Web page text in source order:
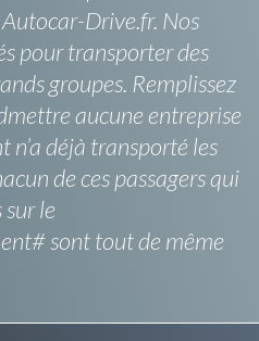
Drive.fr. Nos
pour transporter des
groupes. Remplissez
aucune entreprise
déjà transporté les
de ces passagers qui
le
sont tout de même